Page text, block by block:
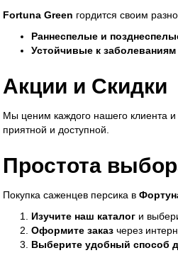
Fortuna Green гордится своим
Раннеспелые и
Устойчивые к заболеваниям
Акции и Скидки
Мы ценим каждого нашего клиента
приятной и доступной.
Простота
Покупка саженцев персика в
Изучите наш каталоги
Оформите заказчерез
Выберите удобный способ